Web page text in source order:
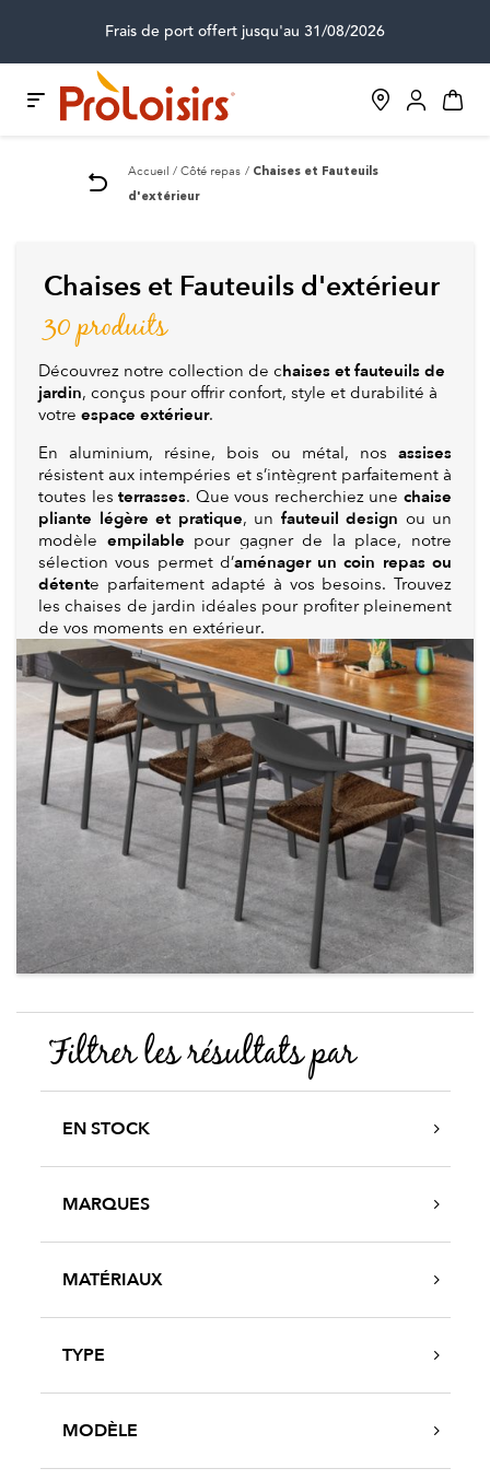
Frais de port offert jusqu'au 31/08/2026
Accueil Côté repas Chaises et Fauteuils
d'extérieur
Chaises et Fauteuils d'extérieur
30 produits
Découvrez notre collection de chaises et fauteuils de
jardin, conçus pour offrir confort, style et durabilité à
votre espace extérieur.
En aluminium, résine, bois ou métal, nos assises
résistent aux intempéries et s’intègrent parfaitement à
toutes lesterrasses. Que vous recherchiez unechaise
pliante légère et pratique, un fauteuil design ou un
modèle empilable pour gagner de la place, notre
sélection vous permet d’aménager un coin repas ou
détente parfaitement adapté à vos besoins. Trouvez
les chaises de jardin idéales pour profiter pleinement
de vos moments en extérieur.
Filtrer les résultats par
EN STOCK
MARQUES
MATÉRIAUX
TYPE
MODÈLE